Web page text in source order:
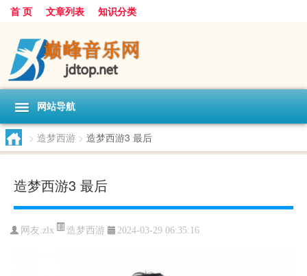
首 页 文章列表 知识分类
网站导航
> 造梦西游 > 造梦西游3 最后
造梦西游3 最后
网友:zlx 造梦西游 2024-03-29 06:35:16